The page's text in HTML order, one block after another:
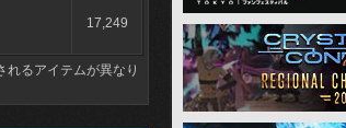
17,249
るアイテムが異なり